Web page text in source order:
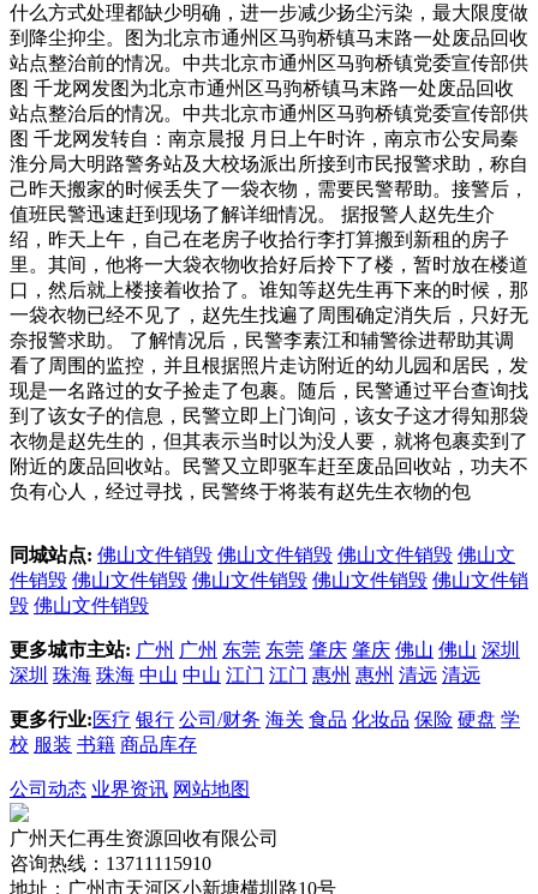
什么方式处理都缺少明确，进一步减少扬尘污染，最大限度做
到降尘抑尘。图为北京市通州区马驹桥镇马末路一处废品回收
站点整治前的情况。中共北京市通州区马驹桥镇党委宣传部供
图 千龙网发图为北京市通州区马驹桥镇马末路一处废品回收
站点整治后的情况。中共北京市通州区马驹桥镇党委宣传部供
图 千龙网发转自：南京晨报 月日上午时许，南京市公安局秦
淮分局大明路警务站及大校场派出所接到市民报警求助，称自
己昨天搬家的时候丢失了一袋衣物，需要民警帮助。接警后，
值班民警迅速赶到现场了解详细情况。 据报警人赵先生介
绍，昨天上午，自己在老房子收拾行李打算搬到新租的房子
里。其间，他将一大袋衣物收拾好后拎下了楼，暂时放在楼道
口，然后就上楼接着收拾了。谁知等赵先生再下来的时候，那
一袋衣物已经不见了，赵先生找遍了周围确定消失后，只好无
奈报警求助。 了解情况后，民警李素江和辅警徐进帮助其调
看了周围的监控，并且根据照片走访附近的幼儿园和居民，发
现是一名路过的女子捡走了包裹。随后，民警通过平台查询找
到了该女子的信息，民警立即上门询问，该女子这才得知那袋
衣物是赵先生的，但其表示当时以为没人要，就将包裹卖到了
附近的废品回收站。民警又立即驱车赶至废品回收站，功夫不
负有心人，经过寻找，民警终于将装有赵先生衣物的包
同城站点: 佛山文件销毁 佛山文件销毁 佛山文件销毁 佛山文
件销毁 佛山文件销毁 佛山文件销毁 佛山文件销毁 佛山文件销
毁 佛山文件销毁
更多城市主站: 广州 广州 东莞 东莞 肇庆 肇庆 佛山 佛山 深圳
深圳 珠海 珠海 中山 中山 江门 江门 惠州 惠州 清远 清远
更多行业: 医疗 银行 公司/财务 海关 食品 化妆品 保险 硬盘 学
校 服装 书籍 商品库存
公司动态 业界资讯 网站地图
广州天仁再生资源回收有限公司
咨询热线：13711115910
地址：广州市天河区小新塘横圳路10号